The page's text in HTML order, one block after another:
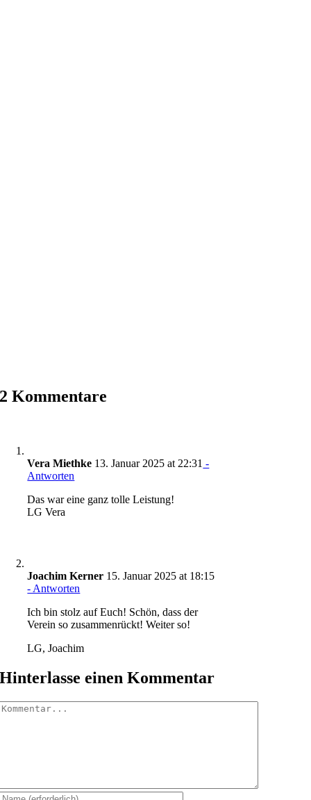
2 Kommentare
Vera Miethke 13. Januar 2025 at 22:31 -
Antworten
Das war eine ganz tolle Leistung!
LG Vera
Joachim Kerner 15. Januar 2025 at 18:15
- Antworten
Ich bin stolz auf Euch! Schön, dass der
Verein so zusammenrückt! Weiter so!
LG, Joachim
Hinterlasse einen Kommentar